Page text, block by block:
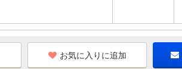
お気に入りに追加